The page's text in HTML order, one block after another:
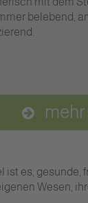
belebend,
ist es, gesunde,
Wesen,